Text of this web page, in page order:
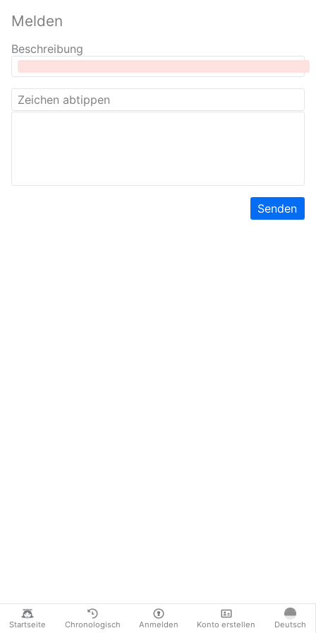
Startseite Chronologisch Anmelden Konto erstellen Deutsch
Melden
Beschreibung
Senden